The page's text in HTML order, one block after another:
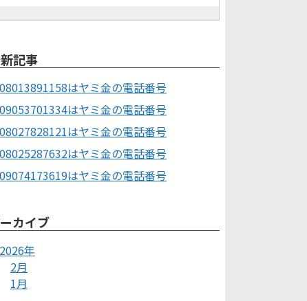
記事
08013891158はヤミ金の電話番号
09053701334はヤミ金の電話番号
08027828121はヤミ金の電話番号
08025287632はヤミ金の電話番号
09074173619はヤミ金の電話番号
カイブ
2026年
2月
1月